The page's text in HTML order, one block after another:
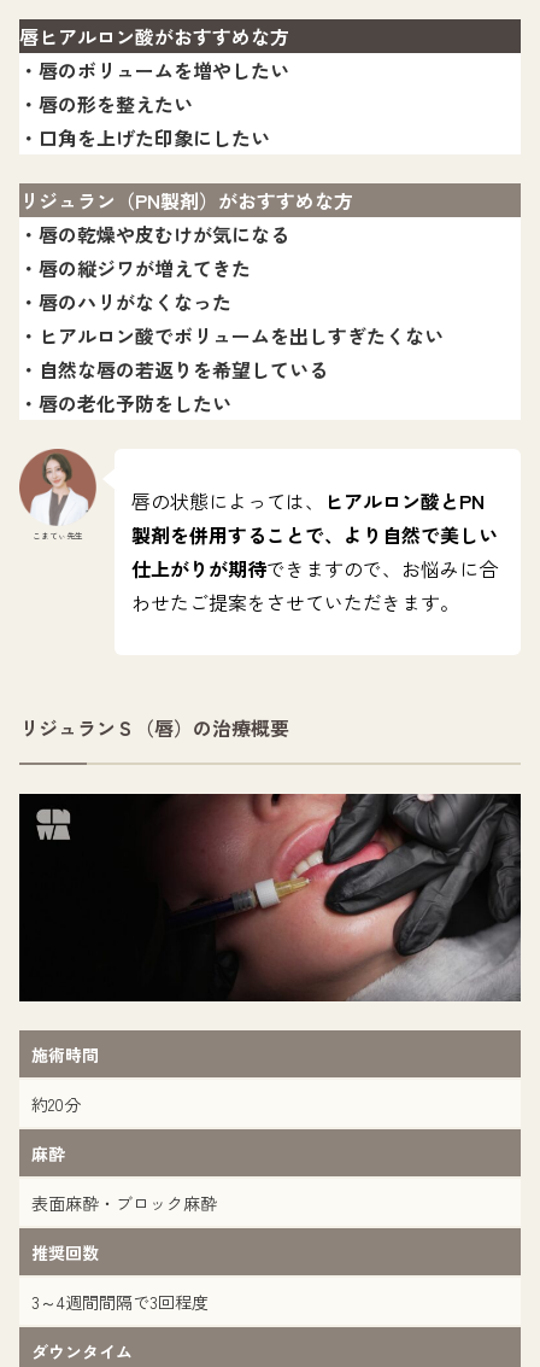
唇ヒアルロン酸がおすすめな方
・唇のボリュームを増やしたい
・唇の形を整えたい
・口角を上げた印象にしたい
リジュラン（PN製剤）がおすすめな方
・唇の乾燥や皮むけが気になる
・唇の縦ジワが増えてきた
・唇のハリがなくなった
・ヒアルロン酸でボリュームを出しすぎたくない
・自然な唇の若返りを希望している
・唇の老化予防をしたい
こまてぃ先生
唇の状態によっては、
ヒアルロン酸とPN
製剤を併用することで、より自然で美しい
仕上がりが期待できますので、お悩みに合
わせたご提案をさせていただきます。
リジュランＳ（唇）の治療概要
施術時間
約20分
麻酔
表面麻酔・ブロック麻酔
推奨回数
3～4週間間隔で3回程度
ダウンタイム